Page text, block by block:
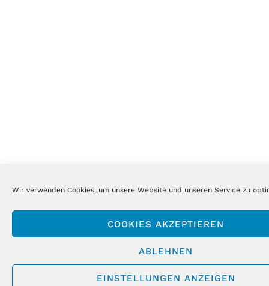
Wir verwenden Cookies, um unsere Website und unseren Service zu
COOKIES AKZEPTIEREN
ABLEHNEN
EINSTELLUNGEN ANZEIGEN